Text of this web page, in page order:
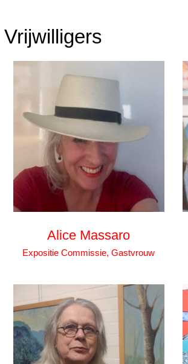
Vrijwilligers
Alice Massaro
Expositie Commissie, Gastvrouw